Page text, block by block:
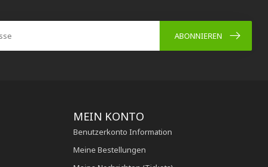
ABONNIEREN
MEIN KONTO
Benutzerkonto Information
Meine Bestellungen